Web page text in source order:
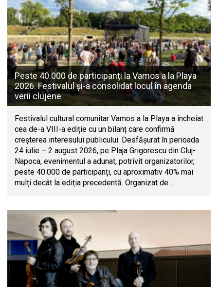
Peste 40.000 de participanți la Vamos a la Playa
2026. Festivalul și-a consolidat locul în agenda
verii clujene
Festivalul cultural comunitar Vamos a la Playa a încheiat
cea de-a VIII-a ediție cu un bilanț care confirmă
creșterea interesului publicului. Desfășurat în perioada
24 iulie – 2 august 2026, pe Plaja Grigorescu din Cluj-
Napoca, evenimentul a adunat, potrivit organizatorilor,
peste 40.000 de participanți, cu aproximativ 40% mai
mulți decât la ediția precedentă. Organizat de…